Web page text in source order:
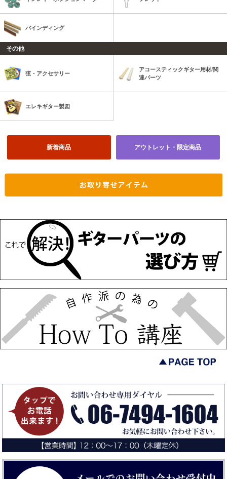
バインディング
その他
弦・アクセサリー
アコースティックギター用材/関
連パーツ
エレキギター製図
新着商品 アウトレット・限定商品